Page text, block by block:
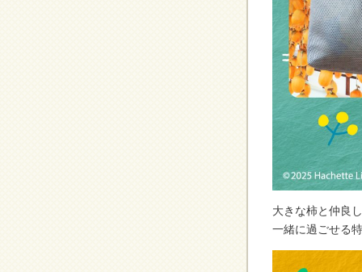
大きな柿と仲良
一緒に過ごせる